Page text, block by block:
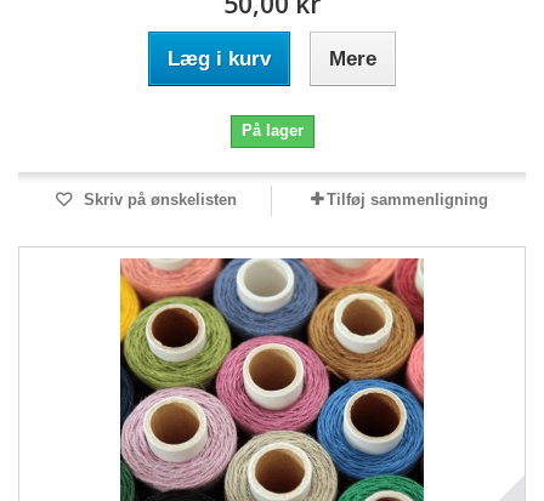
Læg i kurv Mere
På lager
Skriv på ønskelisten Tilføj sammenligning